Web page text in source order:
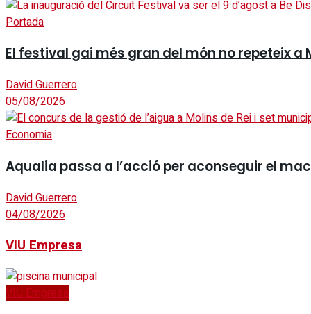
Portada
El festival gai més gran del món no repeteix a
David Guerrero
05/08/2026
Economia
Aqualia passa a l’acció per aconseguir el
David Guerrero
04/08/2026
VIU Empresa
VIU Empresa